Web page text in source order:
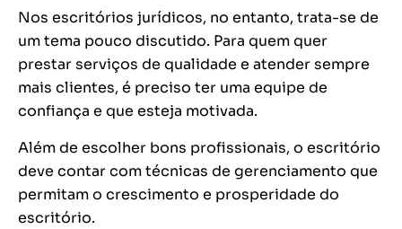
Nos escritórios jurídicos, no entanto, trata-se de
um tema pouco discutido. Para quem quer
prestar serviços de qualidade e atender sempre
mais clientes, é preciso ter uma equipe de
confiança e que esteja motivada.
Além de escolher bons profissionais, o escritório
deve contar com técnicas de gerenciamento que
permitam o crescimento e prosperidade do
escritório.